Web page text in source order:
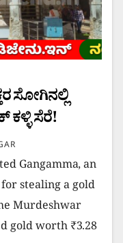
ಸೋಗಿನಲ್ಲಿ
ಕಳ್ಳಿ ಸೆರೆ!
Gangamma, an
stealing a gold
Murdeshwar
gold worth ₹3.28